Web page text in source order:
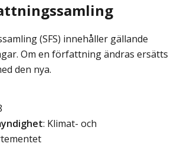
(SFS) innehåller gällande
Om en författning ändras ersätts
den nya.
: Klimat- och